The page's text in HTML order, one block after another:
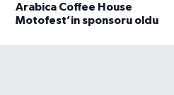
Arabica Coffee House
Motofest’in sponsoru oldu